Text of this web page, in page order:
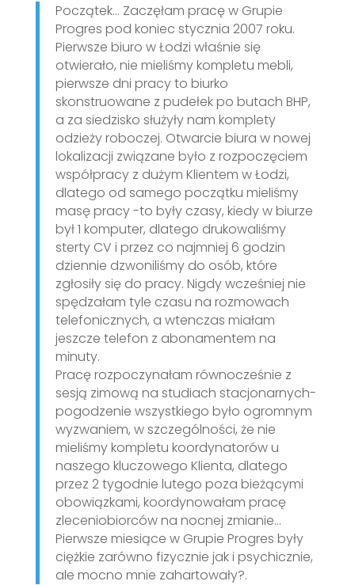
Początek… Zaczęłam pracę w Grupie
Progres pod koniec stycznia 2007 roku.
Pierwsze biuro w Łodzi właśnie się
otwierało, nie mieliśmy kompletu mebli,
pierwsze dni pracy to biurko
skonstruowane z pudełek po butach BHP,
a za siedzisko służyły nam komplety
odzieży roboczej. Otwarcie biura w nowej
lokalizacji związane było z rozpoczęciem
współpracy z dużym Klientem w Łodzi,
dlatego od samego początku mieliśmy
masę pracy -to były czasy, kiedy w biurze
był 1 komputer, dlatego drukowaliśmy
sterty CV i przez co najmniej 6 godzin
dziennie dzwoniliśmy do osób, które
zgłosiły się do pracy. Nigdy wcześniej nie
spędzałam tyle czasu na rozmowach
telefonicznych, a wtenczas miałam
jeszcze telefon z abonamentem na
minuty.
Pracę rozpoczynałam równocześnie z
sesją zimową na studiach stacjonarnych-
pogodzenie wszystkiego było ogromnym
wyzwaniem, w szczególności, że nie
mieliśmy kompletu koordynatorów u
naszego kluczowego Klienta, dlatego
przez 2 tygodnie lutego poza bieżącymi
obowiązkami, koordynowałam pracę
zleceniobiorców na nocnej zmianie…
Pierwsze miesiące w Grupie Progres były
ciężkie zarówno fizycznie jak i psychicznie,
ale mocno mnie zahartowały?.